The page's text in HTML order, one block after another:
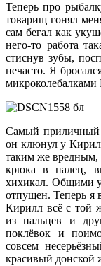
Теперь про
товарищ гонял
сам бегал как
него-то работа
стиснув зубы,
нечасто. Я
микроколебалками
Самый приличный
он клюнул у
таким же вредным,
крюка в палец,
хихикал. Общими
отпущен. Теперь
Кирилл всё с той
из пальцев и
поклёвок и
совсем
красивый донской